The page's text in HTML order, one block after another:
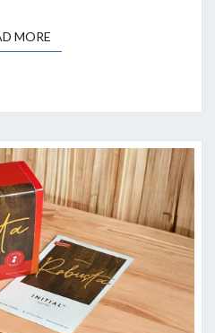
MOREREAD MORE